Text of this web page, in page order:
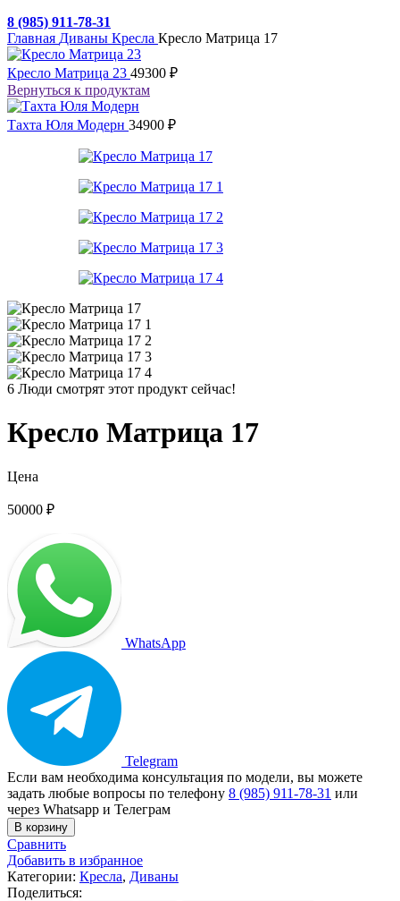
8 (985) 911-78-31
Главная Диваны Кресла Кресло Матрица 17
Кресло Матрица 23 49300 ₽
Вернуться к продуктам
Тахта Юля Модерн 34900 ₽
6 Люди смотрят этот продукт сейчас!
Кресло Матрица 17
Цена
50000 ₽
WhatsApp
Telegram
Если вам необходима консультация по модели, вы можете
задать любые вопросы по телефону 8 (985) 911-78-31 или
через Whatsapp и Телеграм
В корзину
Сравнить
Добавить в избранное
Категории: Кресла, Диваны
Поделиться: